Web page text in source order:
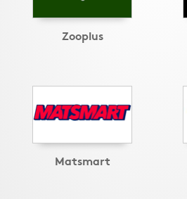
Zooplus
Matsmart